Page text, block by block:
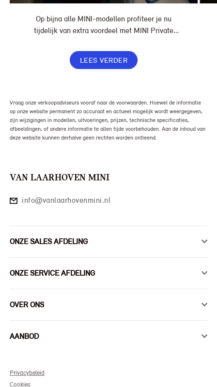
Op bijna alle MINI-modellen profiteer je nu
tijdelijk van extra voordeel met MINI Private
maand, in plaats van € 449. Afhankelijk van de
uitvoering kan jouw voordeel nog verder oplopen.
LEES VERDER
Vraag onze verkoopadviseurs vooraf naar de voorwaarden. Hoewel de informatie
op onze website permanent zo accuraat en actueel mogelijk wordt weergegeven,
zijn wijzigingen in modellen, uitvoeringen, prijzen, technische specificaties,
afbeeldingen, of andere informatie te allen tijde voorbehouden. Aan de inhoud van
deze website kunnen derhalve geen rechten worden ontleend.
VAN LAARHOVEN MINI
info@vanlaarhovenmini.nl
ONZE SALES AFDELING
ONZE SERVICE AFDELING
OVER ONS
AANBOD
Privacybeleid
Cookies